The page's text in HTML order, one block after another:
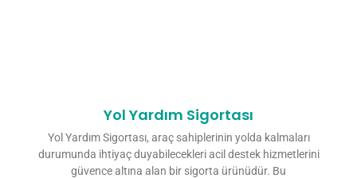
Yol Yardım Sigortası
Yol Yardım Sigortası, araç sahiplerinin yolda kalmaları
durumunda ihtiyaç duyabilecekleri acil destek hizmetlerini
güvence altına alan bir sigorta ürünüdür. Bu